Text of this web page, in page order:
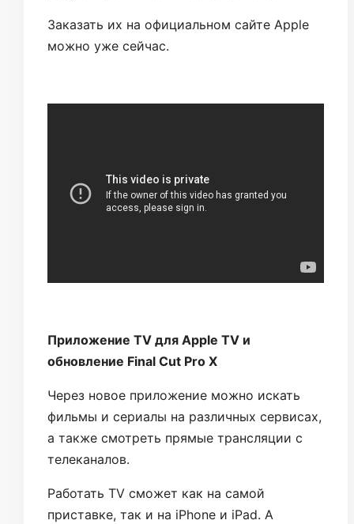
Заказать их на официальном сайте Apple
можно уже сейчас.
Приложение TV для Apple TV и
обновление Final Cut Pro X
Через новое приложение можно искать
фильмы и сериалы на различных сервисах,
а также смотреть прямые трансляции с
телеканалов.
Работать TV сможет как на самой
приставке, так и на iPhone и iPad. А